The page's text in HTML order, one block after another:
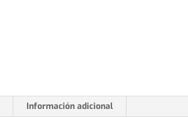
Información adicional